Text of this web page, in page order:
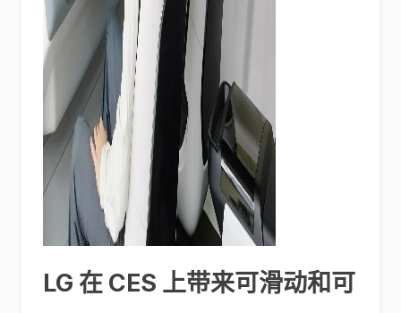
LG 在 CES 上带来可滑动和可